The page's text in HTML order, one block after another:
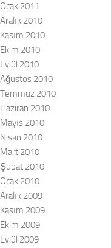
Ocak 2011
Aralık 2010
Kasım 2010
Ekim 2010
Eylül 2010
Ağustos 2010
Temmuz 2010
Haziran 2010
Mayıs 2010
Nisan 2010
Mart 2010
Şubat 2010
Ocak 2010
Aralık 2009
Kasım 2009
Ekim 2009
Eylül 2009